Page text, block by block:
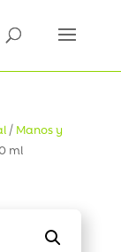
/ Manos y
ml